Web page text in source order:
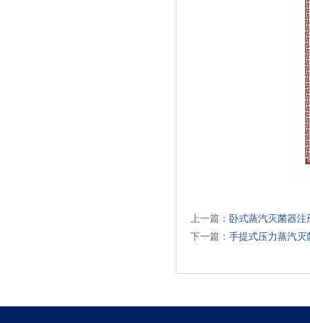
上一篇： 卧式蒸汽灭菌器注
下一篇： 手提式压力蒸汽灭